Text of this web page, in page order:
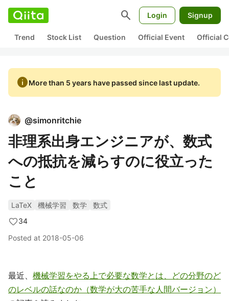
search Login Signup
Trend Stock List Question Official Event Official
infoMore than 5 years have passed since last update.
@simonritchie
非理系出身エンジニアが、数式
への抵抗を減らすのに役立った
こと
LaTeX 機械学習 数学
数式
34
Posted at 2018-05-06
最近、 機械学習をやる上で必要な数学とは、どの分野のど
のレベルの話なのか（数学が大の苦手な人間バージョン）